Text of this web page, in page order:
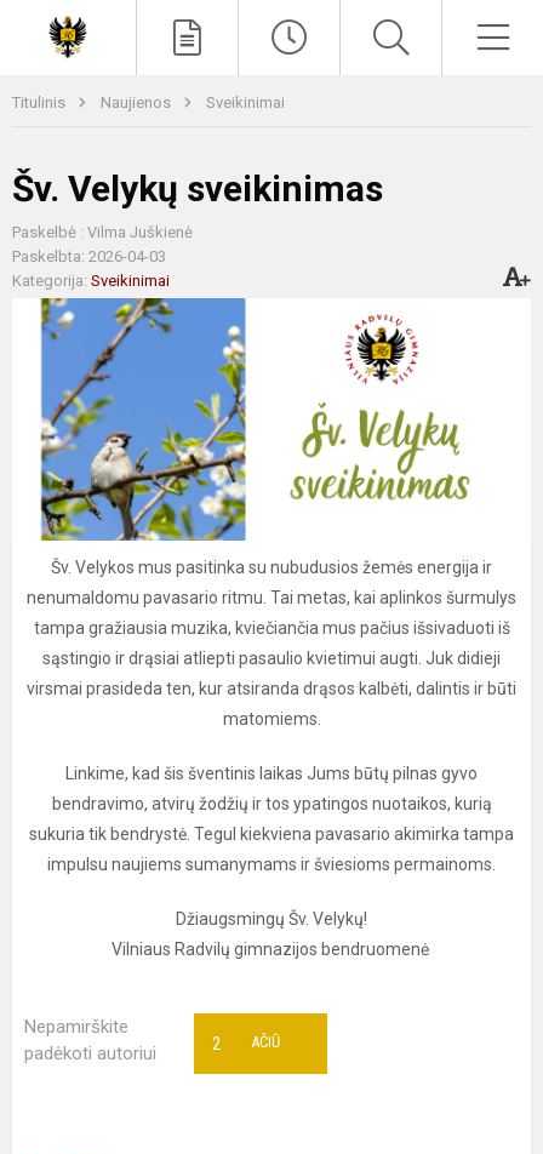
Titulinis Naujienos Sveikinimai
Šv. Velykų sveikinimas
Paskelbė : Vilma Juškienė
Paskelbta: 2026-04-03
Kategorija: Sveikinimai
Šv. Velykos mus pasitinka su nubudusios žemės energija ir
nenumaldomu pavasario ritmu. Tai metas, kai aplinkos šurmulys
tampa gražiausia muzika, kviečiančia mus pačius išsivaduoti iš
sąstingio ir drąsiai atliepti pasaulio kvietimui augti. Juk didieji
virsmai prasideda ten, kur atsiranda drąsos kalbėti, dalintis ir būti
matomiems.
Linkime, kad šis šventinis laikas Jums būtų pilnas gyvo
bendravimo, atvirų žodžių ir tos ypatingos nuotaikos, kurią
sukuria tik bendrystė. Tegul kiekviena pavasario akimirka tampa
impulsu naujiems sumanymams ir šviesioms permainoms.
Džiaugsmingų Šv. Velykų!
Vilniaus Radvilų gimnazijos bendruomenė
Nepamirškite
padėkoti autoriui
AČIŪ
2